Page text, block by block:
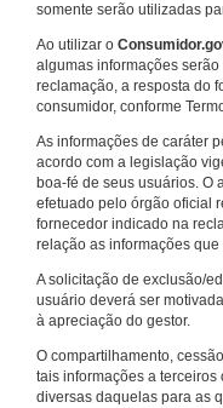
somente serão utilizadas
Ao utilizar o
algumas informações
reclamação, a resposta do
consumidor, conforme
As informações de caráter
acordo com a legislação
boa-fé de seus usuários. O
efetuado pelo órgão oficial
fornecedor indicado na
relação as informações que
A solicitação de exclusão/
usuário deverá ser
à apreciação do gestor.
O compartilhamento,
tais informações a
diversas daquelas para as